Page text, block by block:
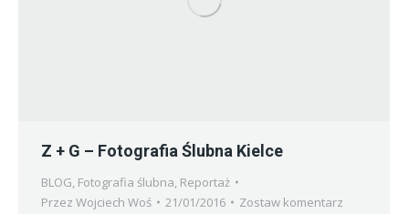
Z + G – Fotografia Ślubna Kielce
BLOG, Fotografia ślubna, Reportaż
Przez Wojciech Woś 21/01/2016 Zostaw komentarz